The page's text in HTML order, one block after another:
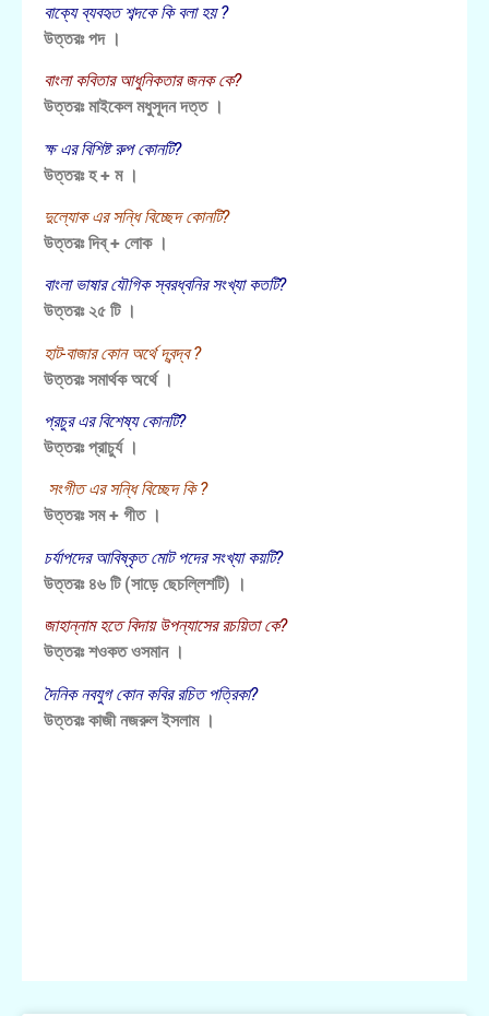
বাক্যে ব্যবহৃত শব্দকে কি বলা হয় ?
উত্তরঃ পদ ।
বাংলা কবিতার আধুনিকতার জনক কে?
উত্তরঃ মাইকেল মধুসূদন দত্ত ।
ক্ষ এর বিশিষ্ট রুপ কোনটি?
উত্তরঃ হ + ম ।
দুল্যোক এর সন্ধি বিচ্ছেদ কোনটি?
উত্তরঃ দিব্‌ + লোক ।
বাংলা ভাষার যৌগিক স্বরধ্বনির সংখ্যা কতটি?
উত্তরঃ ২৫ টি ।
হাট-বাজার কোন অর্থে দ্বন্দ্ব ?
উত্তরঃ সমার্থক অর্থে ।
প্রচুর এর বিশেষ্য কোনটি?
উত্তরঃ প্রাচুর্য ।
সংগীত এর সন্ধি বিচ্ছেদ কি ?
উত্তরঃ সম + গীত ।
চর্যাপদের আবিষ্কৃত মোট পদের সংখ্যা কয়টি?
উত্তরঃ ৪৬ টি (সাড়ে ছেচল্লিশটি) ।
জাহান্নাম হতে বিদায় উপন্যাসের রচয়িতা কে?
উত্তরঃ শওকত ওসমান ।
দৈনিক নবযুগ কোন কবির রচিত পত্রিকা?
উত্তরঃ কাজী নজরুল ইসলাম ।